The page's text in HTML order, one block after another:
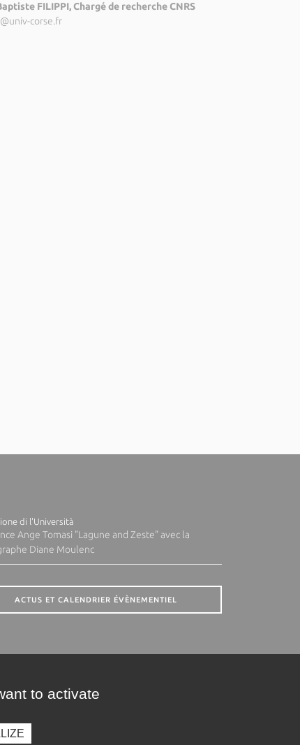
FILIPPI, Chargé de recherche CNRS
corse.fr
di l'Università
Ange Tomasi "Lagune and Zeste" avec la
Diane Moulenc
ACTUS ET CALENDRIER ÉVÈNEMENTIEL
to activate